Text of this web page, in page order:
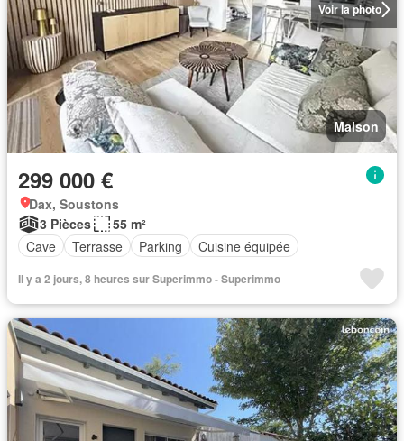
Voir la photo
Maison
299 000 €
Dax, Soustons
3 Pièces
55 m²
Cave
Terrasse Parking Cuisine équipée
Il y a 2 jours, 8 heures sur Superimmo - Superimmo